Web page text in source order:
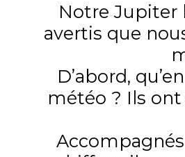
Notre Jupiter
avertis que
D’abord,
météo ? Ils ont